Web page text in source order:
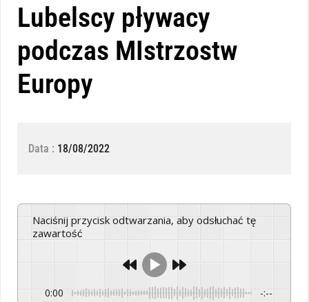
Lubelscy pływacy
podczas MIstrzostw
Europy
Data : 18/08/2022
Naciśnij przycisk odtwarzania, aby odsłuchać tę
zawartość
0:00 -:--